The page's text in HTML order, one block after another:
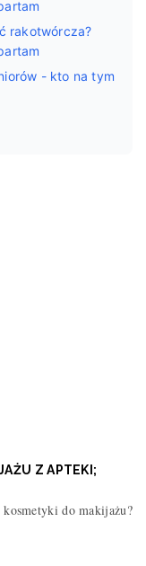
rakotwórcza?
- kto na tym
Z APTEKI;
do makijażu?